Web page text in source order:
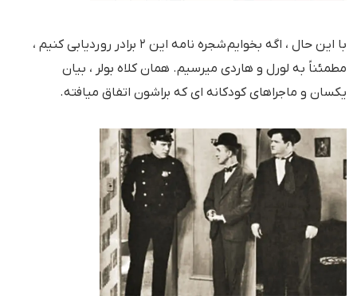
با این حال ، اگه بخوایم شجره نامه این ۲ برادر رو ردیابی کنیم ،
مطمئناً به لورل و هاردی میرسیم. همان کلاه بولر ، بیان
یکسان و ماجراهای کودکانه ای که براشون اتفاق میافته.